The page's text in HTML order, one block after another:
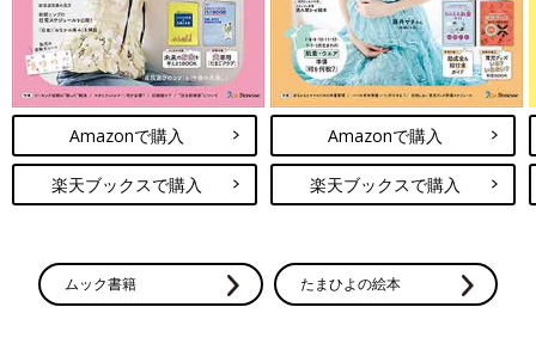
Amazonで購入
楽天ブックスで購入
Amazonで購入
楽天ブックスで購入
ムック書籍 たまひよの絵本